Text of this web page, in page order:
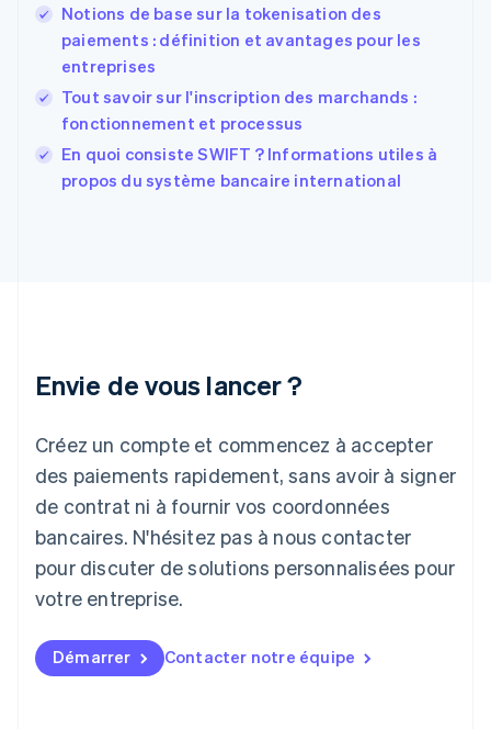
Notions de base sur la tokenisation des
paiements : définition et avantages pour les
entreprises
Tout savoir sur l'inscription des marchands :
fonctionnement et processus
En quoi consiste SWIFT ? Informations utiles à
propos du système bancaire international
Envie de vous lancer ?
Créez un compte et commencez à accepter
des paiements rapidement, sans avoir à signer
de contrat ni à fournir vos coordonnées
bancaires. N'hésitez pas à nous contacter
pour discuter de solutions personnalisées pour
votre entreprise.
Démarrer Contacter notre équipe
EnglishEspañol简体中文
Finlande
EnglishSvenska
FrançaisEnglish
Gibraltar
English
English
Japon
Lettonie
English
Liechtenstein
DeutschEnglish
Lituanie
Luxembourg
FrançaisDeutschEnglish
English简体中文
Malte